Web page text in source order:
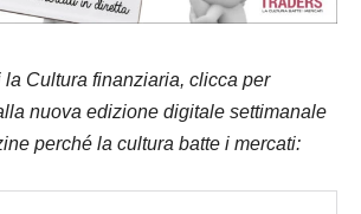
Cultura finanziaria, clicca per
nuova edizione digitale settimanale
perché la cultura batte i mercati: